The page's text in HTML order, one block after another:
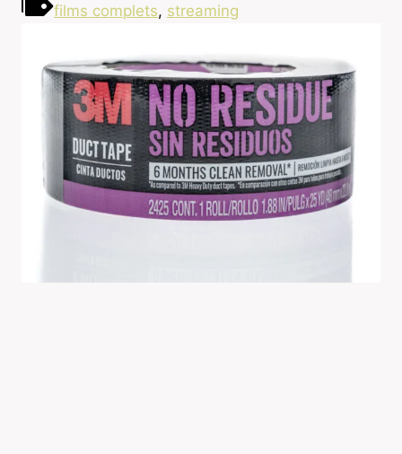
films complets, streaming